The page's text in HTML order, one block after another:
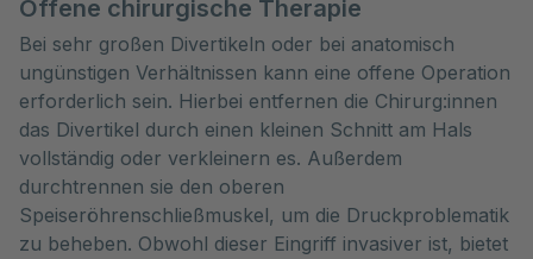
Offene chirurgische Therapie
Bei sehr großen Divertikeln oder bei anatomisch
ungünstigen Verhältnissen kann eine offene Operation
erforderlich sein. Hierbei entfernen die Chirurg:innen
das Divertikel durch einen kleinen Schnitt am Hals
vollständig oder verkleinern es. Außerdem
durchtrennen sie den oberen
Speiseröhrenschließmuskel, um die Druckproblematik
zu beheben. Obwohl dieser Eingriff invasiver ist, bietet